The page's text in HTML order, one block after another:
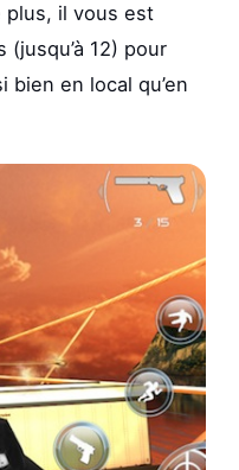
plus, il vous est
12) pour
bien en local qu’en